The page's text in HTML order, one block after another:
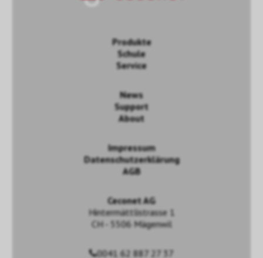
Produkte
Schule
Service
News
Support
About
Impressum
Datenschutzerklärung
AGB
Ceconet AG
Hintermättlistrasse 1
CH - 5506 Mägenwil
0041 62 887 27 37